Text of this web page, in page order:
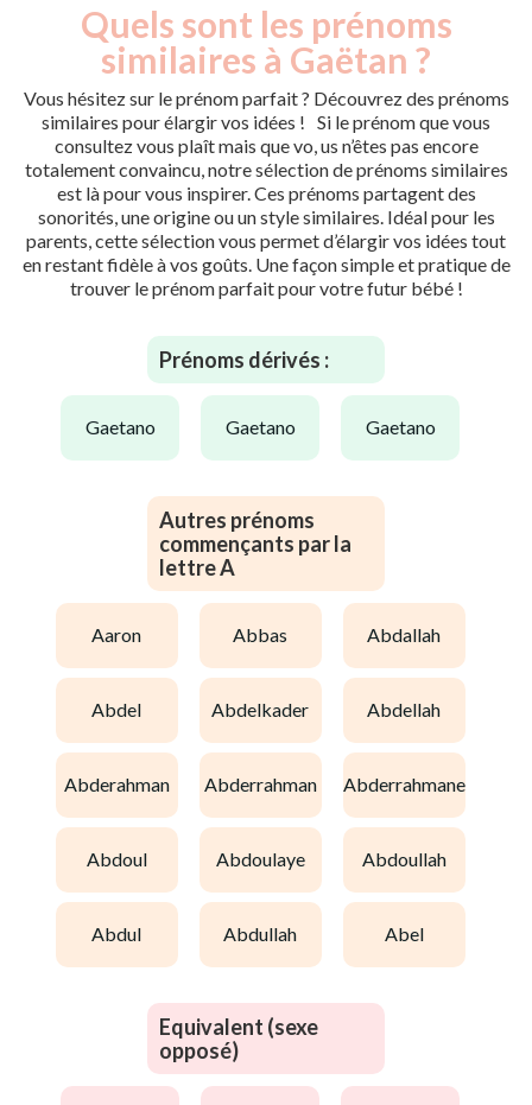
Quels sont les prénoms
similaires à Gaëtan ?
Vous hésitez sur le prénom parfait ? Découvrez des prénoms
similaires pour élargir vos idées ! Si le prénom que vous
consultez vous plaît mais que vo, us n’êtes pas encore
totalement convaincu, notre sélection de prénoms similaires
est là pour vous inspirer. Ces prénoms partagent des
sonorités, une origine ou un style similaires. Idéal pour les
parents, cette sélection vous permet d’élargir vos idées tout
en restant fidèle à vos goûts. Une façon simple et pratique de
trouver le prénom parfait pour votre futur bébé !
Prénoms dérivés :
gaetano gaetano gaetano
Autres prénoms
commençants par la
lettre A
aaron abbas abdallah
abdel abdelkader abdellah
abderahman abderrahman abderrahmane
abdoul abdoulaye abdoullah
abdul abdullah abel
Equivalent (sexe
opposé)